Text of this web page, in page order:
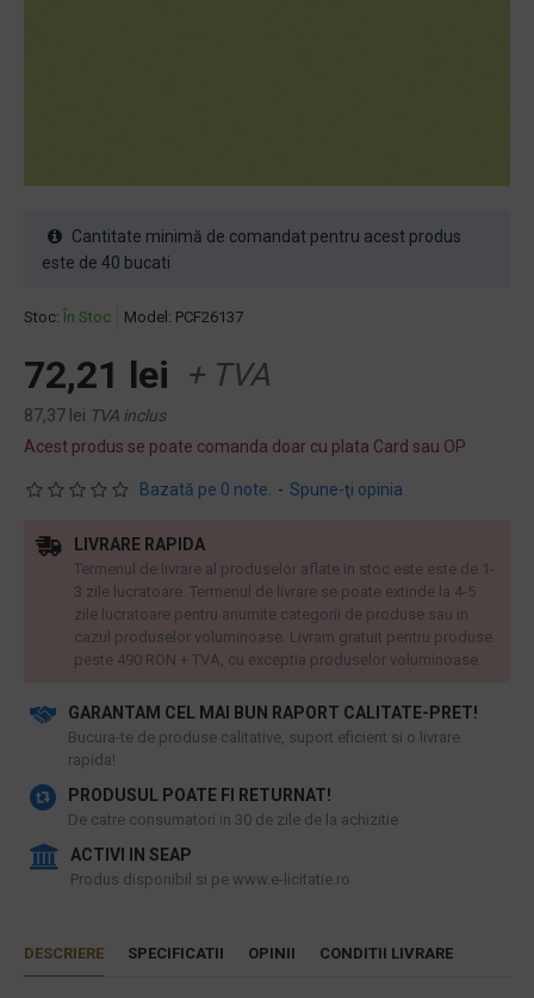
Stoc: În Stoc Model: PCF26137
Bazată pe 0 note. - Spune-ţi opinia
72,21 lei + TVA
87,37 lei TVA inclus
Acest produs se poate comanda doar cu plata Card sau OP
Cantitate minimă de comandat pentru acest produs
este de 40 bucati
GARANTAM CEL MAI BUN RAPORT CALITATE-PRET!
​Bucura-te de produse calitative, suport eficient si o livrare
rapida!
PRODUSUL POATE FI RETURNAT!
De catre consumatori in 30 de zile de la achizitie
ACTIVI IN SEAP
Produs disponibil si pe www.e-licitatie.ro
LIVRARE RAPIDA
Termenul de livrare al produselor aflate in stoc este este de 1-
3 zile lucratoare. Termenul de livrare se poate extinde la 4-5
zile lucratoare pentru anumite categorii de produse sau in
cazul produselor voluminoase. Livram gratuit pentru produse
peste 490 RON + TVA, cu exceptia produselor voluminoase.
DESCRIERE SPECIFICATII OPINII CONDITII LIVRARE